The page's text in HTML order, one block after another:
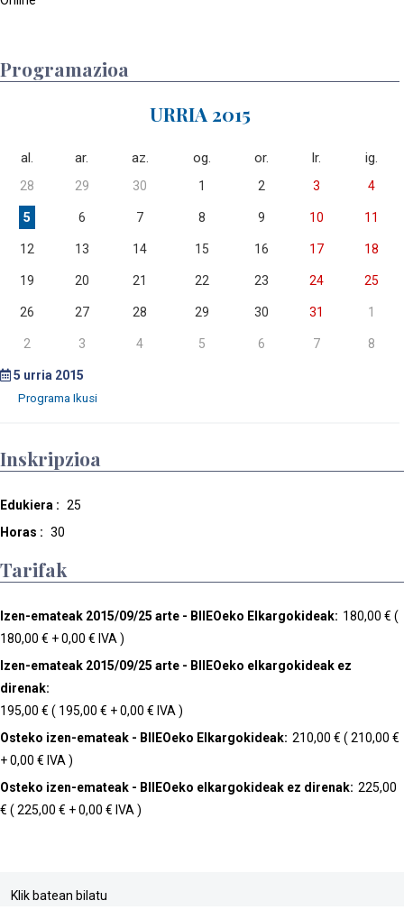
Programazioa
URRIA 2015
al. ar. az. og. or. lr. ig.
28 29 30 1 2 3 4
5 6 7 8 9 10 11
12 13 14 15 16 17 18
19 20 21 22 23 24 25
26 27 28 29 30 31 1
2 3 4 5 6 7 8
5 urria 2015
Inskripzioa
Edukiera : 25
Horas : 30
Tarifak
Izen-emateak 2015/09/25 arte - BIIEOeko Elkargokideak: 180,00 € (
180,00 € + 0,00 € IVA )
Izen-emateak 2015/09/25 arte - BIIEOeko elkargokideak ez
direnak:
195,00 € ( 195,00 € + 0,00 € IVA )
Osteko izen-emateak - BIIEOeko Elkargokideak: 210,00 € ( 210,00 €
+ 0,00 € IVA )
Osteko izen-emateak - BIIEOeko elkargokideak ez direnak: 225,00
€ ( 225,00 € + 0,00 € IVA )
Klik batean bilatu